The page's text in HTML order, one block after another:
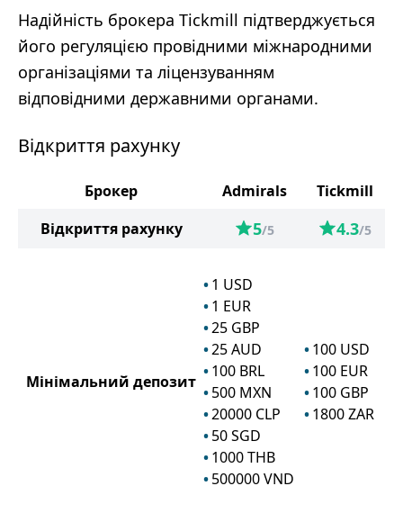
Надійність брокера Tickmill підтверджується
його регуляцією провідними міжнародними
організаціями та ліцензуванням
відповідними державними органами.
Відкриття рахунку
Брокер Admirals
Tickmill
Відкриття рахунку
5/5 4.3/5
Мінімальний депозит
1 USD
1 EUR
25 GBP
25AUD
100 BRL
500 MXN
20000 CLP
50SGD
1000THB
500000VND
100 USD
100 EUR
100 GBP
1800ZAR